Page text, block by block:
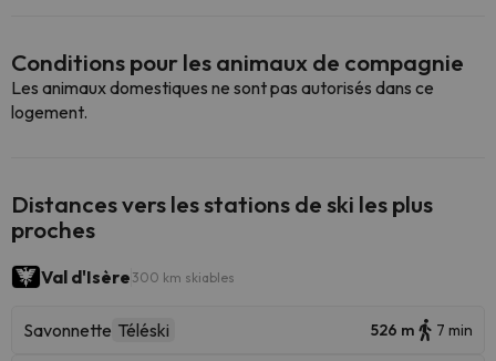
Conditions pour les animaux de compagnie
Les animaux domestiques ne sont pas autorisés dans ce
logement.
Distances vers les stations de ski les plus
proches
Val d'Isère 300 km skiables
Savonnette Téléski 526 m 7 min